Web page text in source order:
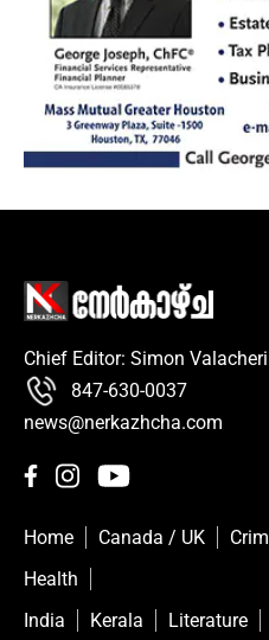
Chief Editor: Simon
847-630-0037
news@nerkazhcha.com
Home Canada / UK
Health
India
Kerala Literature